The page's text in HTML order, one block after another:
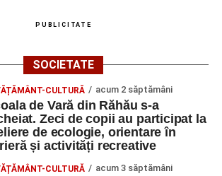
PUBLICITATE
SOCIETATE
CULTURĂ acum 2 săptămâni
de Vară din Răhău s-a
Zeci de copii au participat la
de ecologie, orientare în
și activități recreative
CULTURĂ acum 3 săptămâni